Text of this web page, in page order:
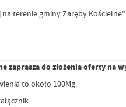
terenie gminy Zaręby Kościelne"
zaprasza do złożenia oferty na
to około 100Mg.